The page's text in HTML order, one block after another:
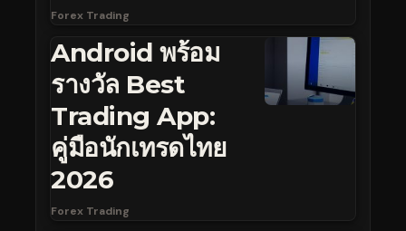
Forex Trading
Android พร้อม
รางวัล Best
Trading App:
คู่มือนักเทรดไทย
2026
Forex Trading